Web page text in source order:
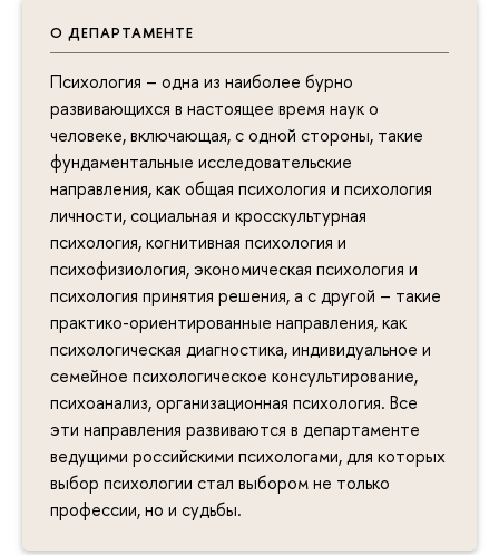
О ДЕПАРТАМЕНТЕ
Психология – одна из наиболее бурно
развивающихся в настоящее время наук о
человеке, включающая, с одной стороны, такие
фундаментальные исследовательские
направления, как общая психология и психология
личности, социальная и кросскультурная
психология, когнитивная психология и
психофизиология, экономическая психология и
психология принятия решения, а с другой – такие
практико-ориентированные направления, как
психологическая диагностика, индивидуальное и
семейное психологическое консультирование,
психоанализ, организационная психология. Все
эти направления развиваются в департаменте
ведущими российскими психологами, для которых
выбор психологии стал выбором не только
профессии, но и судьбы.